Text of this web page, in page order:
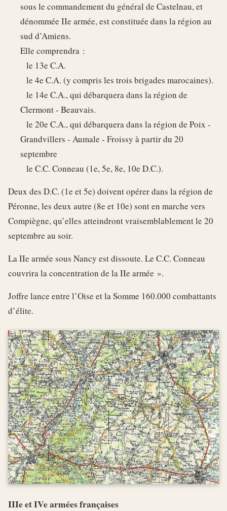
sous le commandement du général de Castelnau, et
dénommée IIe armée, est constituée dans la région au
sud d’Amiens.
Elle comprendra :
le 13e C.A.
le 4e C.A. (y compris les trois brigades marocaines).
le 14e C.A., qui débarquera dans la région de
Clermont - Beauvais.
le 20e C.A., qui débarquera dans la région de Poix -
Grandvillers - Aumale - Froissy à partir du 20
septembre
le C.C. Conneau (1e, 5e, 8e, 10e D.C.).
Deux des D.C. (1e et 5e) doivent opérer dans la région de
Péronne, les deux autre (8e et 10e) sont en marche vers
Compiègne, qu’elles atteindront vraisemblablement le 20
septembre au soir.
La IIe armée sous Nancy est dissoute. Le C.C. Conneau
couvrira la concentration de la IIe armée ».
Joffre lance entre l’Oise et la Somme 160.000 combattants
d’élite.
IIIe et IVe armées françaises